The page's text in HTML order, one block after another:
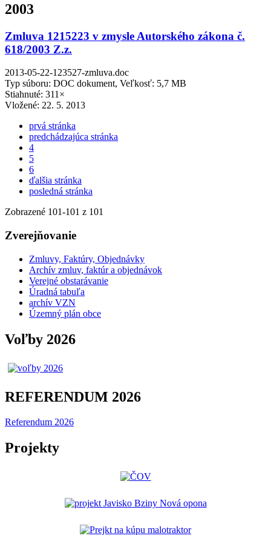
2003
Zmluva 1215223 v zmysle Autorského zákona č.
618/2003 Z.z.
2013-05-22-123527-zmluva.doc
Typ súboru: DOC dokument, Veľkosť: 5,7 MB
Stiahnuté: 311×
Vložené: 22. 5. 2013
prvá stránka
predchádzajúca stránka
4
5
6
ďalšia stránka
posledná stránka
Zobrazené 101-101 z 101
Zverejňovanie
Zmluvy, Faktúry, Objednávky
Archív zmluv, faktúr a objednávok
Verejné obstarávanie
Úradná tabuľa
archív VZN
Územný plán obce
Voľby 2026
REFERENDUM 2026
Referendum 2026
Projekty